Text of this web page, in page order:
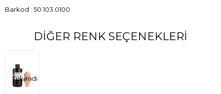
Barkod : 50.103.0100
DIĞER RENK SEÇENEKLERI
Tükendi